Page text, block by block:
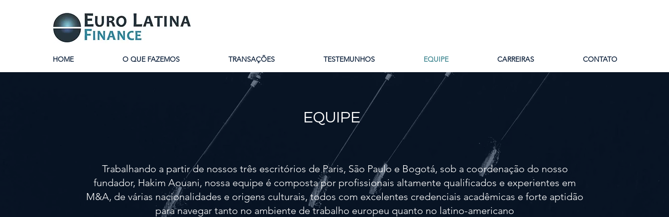
HOME O QUE FAZEMOS TRANSAÇÕES TESTEMUNHOS EQUIPE CARREIRAS CONTATO
EQUIPE
Trabalhando a partir de nossos três escritórios de Paris, São Paulo e Bogotá, sob a coordenação do nosso
fundador, Hakim Aouani, nossa equipe é composta por profissionais altamente qualificados e experientes em
M&A, de várias nacionalidades e origens culturais, todos com excelentes credenciais acadêmicas e forte aptidão
para navegar tanto no ambiente de trabalho europeu quanto no latino-americano